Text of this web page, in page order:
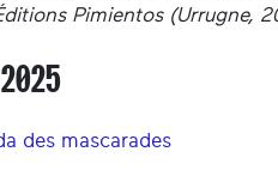
Pimientos (Urrugne,
des mascarades